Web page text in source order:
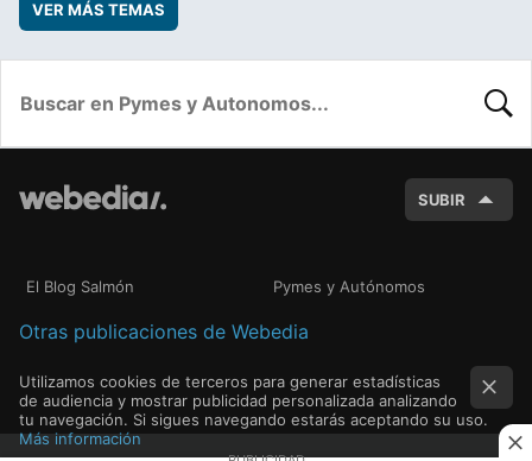
VER MÁS TEMAS
SUBIR
El Blog Salmón Pymes y Autónomos
Otras publicaciones de Webedia
Utilizamos cookies de terceros para generar estadísticas
de audiencia y mostrar publicidad personalizada analizando
tu navegación. Si sigues navegando estarás aceptando su uso.
Más información